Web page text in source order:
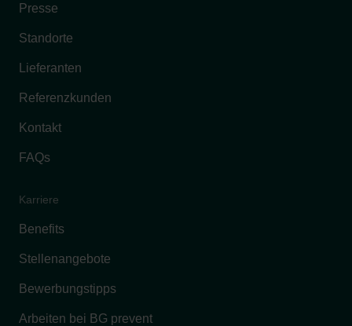
Presse
Standorte
Lieferanten
Referenzkunden
Kontakt
FAQs
Karriere
Benefits
Stellenangebote
Bewerbungstipps
Arbeiten bei BG prevent